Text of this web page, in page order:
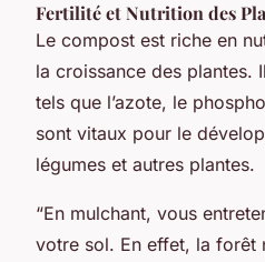
Fertilité et Nutrition des
Le compost est riche en
la croissance des plantes.
tels que l’azote, le
sont vitaux pour le
légumes et autres plantes.
“En mulchant, vous
votre sol. En effet, la forêt